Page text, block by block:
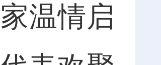
温情启